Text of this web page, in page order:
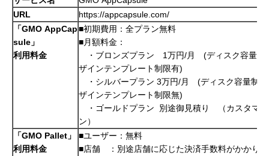
URL
https://appcapsule.com/
「GMO AppCap
sule 」
利用料金
■初期費用：全プラン無料
■月額料金：
・ブロンズプラン 1万円/月 (ディスク容量制
ザインテンプレート制限有)
・シルバープラン 3万円/月 (ディスク容量制
ザインテンプレート制限無)
・ゴールドプラン 別途御見積り （カスタマイ
ン）
「GMO Pallet 」
利用料金
■ユーザー：無料
■店舗 ：別途店舗に応じた決済手数料がかかり